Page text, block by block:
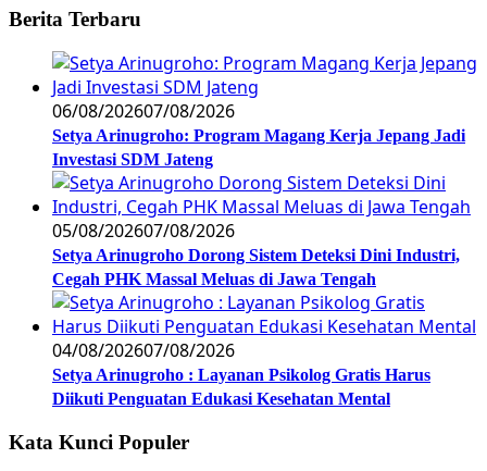
Berita Terbaru
06/08/202607/08/2026
Setya Arinugroho: Program Magang Kerja Jepang Jadi
Investasi SDM Jateng
05/08/202607/08/2026
Setya Arinugroho Dorong Sistem Deteksi Dini Industri,
Cegah PHK Massal Meluas di Jawa Tengah
04/08/202607/08/2026
Setya Arinugroho : Layanan Psikolog Gratis Harus
Diikuti Penguatan Edukasi Kesehatan Mental
Kata Kunci Populer